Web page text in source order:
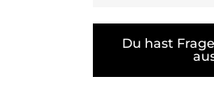
Du hast